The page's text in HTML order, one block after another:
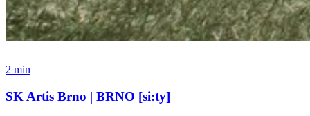
2 min
SK Artis Brno | BRNO [si:ty]